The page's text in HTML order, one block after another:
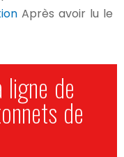
Après avoir lu le
ligne de
de